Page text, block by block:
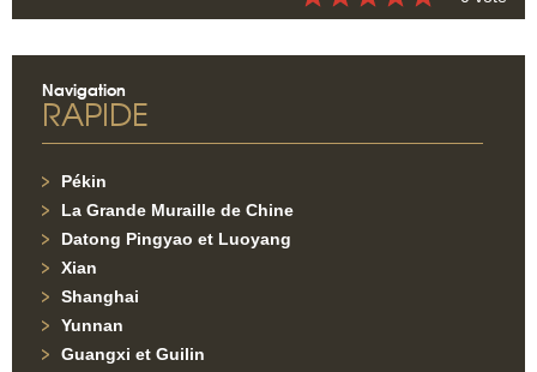
Navigation
RAPIDE
Pékin
La Grande Muraille de Chine
Datong Pingyao et Luoyang
Xian
Shanghai
Yunnan
Guangxi et Guilin